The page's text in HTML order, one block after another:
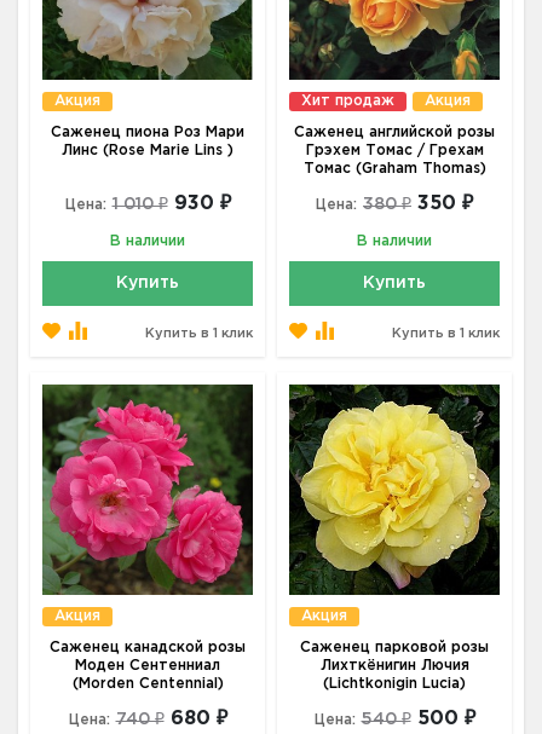
Акция
Саженец пиона Роз Мари
Линс (Rose Marie Lins )
Цена: 1 010 ₽ 930 ₽
В наличии
Купить
Купить в 1 клик
Хит продаж Акция
Саженец английской розы
Грэхем Томас / Грехам
Томас (Graham Thomas)
Цена: 380 ₽ 350 ₽
В наличии
Купить
Купить в 1 клик
Акция
Саженец канадской розы
Моден Сентенниал
(Morden Centennial)
Цена: 740 ₽ 680 ₽
Акция
Саженец парковой розы
Лихткёнигин Лючия
(Lichtkonigin Lucia)
Цена: 540 ₽ 500 ₽